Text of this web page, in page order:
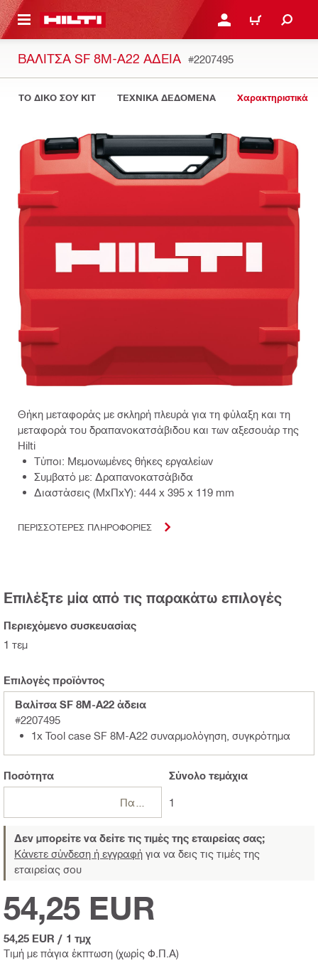
ΕΛΕΓΞΕΙΣ ΤΟ ΠΑΚΕΤΟ ΠΟΥ ΕΧΕΙΣ ΦΤΙΑΞΕΙ ΚΆΝΕ ΣΎΝΔΕΣΗ Ή
ΚΑΛΆΘΙ
ΒΑΛΊΤΣΑ SF 8M-A22 ΆΔΕΙΑ #2207495
ΤΟ ΔΙΚΟ ΣΟΥ KIT ΤΕΧΝΙΚΑ ΔΕΔΟΜΕΝΑ Χαρακτηριστικά
Θήκη μεταφοράς με σκληρή πλευρά για τη φύλαξη και τη
μεταφορά του δραπανοκατσάβιδου και των αξεσουάρ της
Hilti
Τύποι: Μεμονωμένες θήκες εργαλείων
Συμβατό με: Δραπανοκατσάβιδα
Διαστάσεις (ΜxΠxΥ): 444 x 395 x 119 mm
ΠΕΡΙΣΣΟΤΕΡΕΣ ΠΛΗΡΟΦΟΡΙΕΣ
Επιλέξτε μία από τις παρακάτω επιλογές
Περιεχόμενο συσκευασίας
1 τεμ
Επιλογές προϊόντος
Βαλίτσα SF 8M-A22 άδεια
#2207495
1x Tool case SF 8M-A22 συναρμολόγηση, συγκρότημα
Ποσότητα Σύνολοτεμάχια
1
Δεν μπορείτε να δείτε τις τιμές της εταιρείας σας;
Κάνετε σύνδεση ή εγγραφή για να δεις τις τιμές της
εταιρείας σου
Τιμή με πάγια έκπτωση (χωρίς Φ.Π.Α)
54,25 EUR
54,25 EUR / 1 τμχ